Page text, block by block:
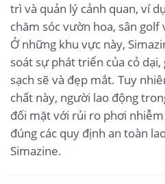
trì và quản lý cảnh quan, ví
chăm sóc vườn hoa, sân golf
Ở những khu vực này,
soát sự phát triển của cỏ
sạch sẽ và đẹp mắt. Tuy
chất này, người lao động
đối mặt với rủi ro phơi
đúng các quy định an toàn
Simazine.